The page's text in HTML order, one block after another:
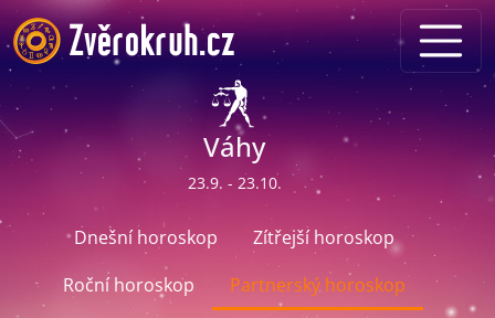
Váhy
23.9. - 23.10.
Dnešní horoskop
Zítřejší horoskop
Roční horoskop
Partnerský horoskop